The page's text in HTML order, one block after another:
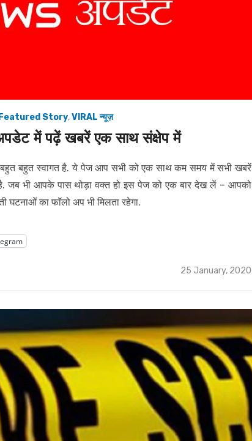
Featured Story,VIRAL न्यूज़
में पढ़ें खबरें एक साथ संक्षेप में
बहुत बहुत स्वागत है. ये पेज आप सभी को एक साथ कम समय में सभी खबरें
जब भी आपके पास थोड़ा वक्त हो इस पेज को एक बार देख लें – आपको
का फॉलो अप भी मिलता रहेगा.
Posted
25 January, 2020